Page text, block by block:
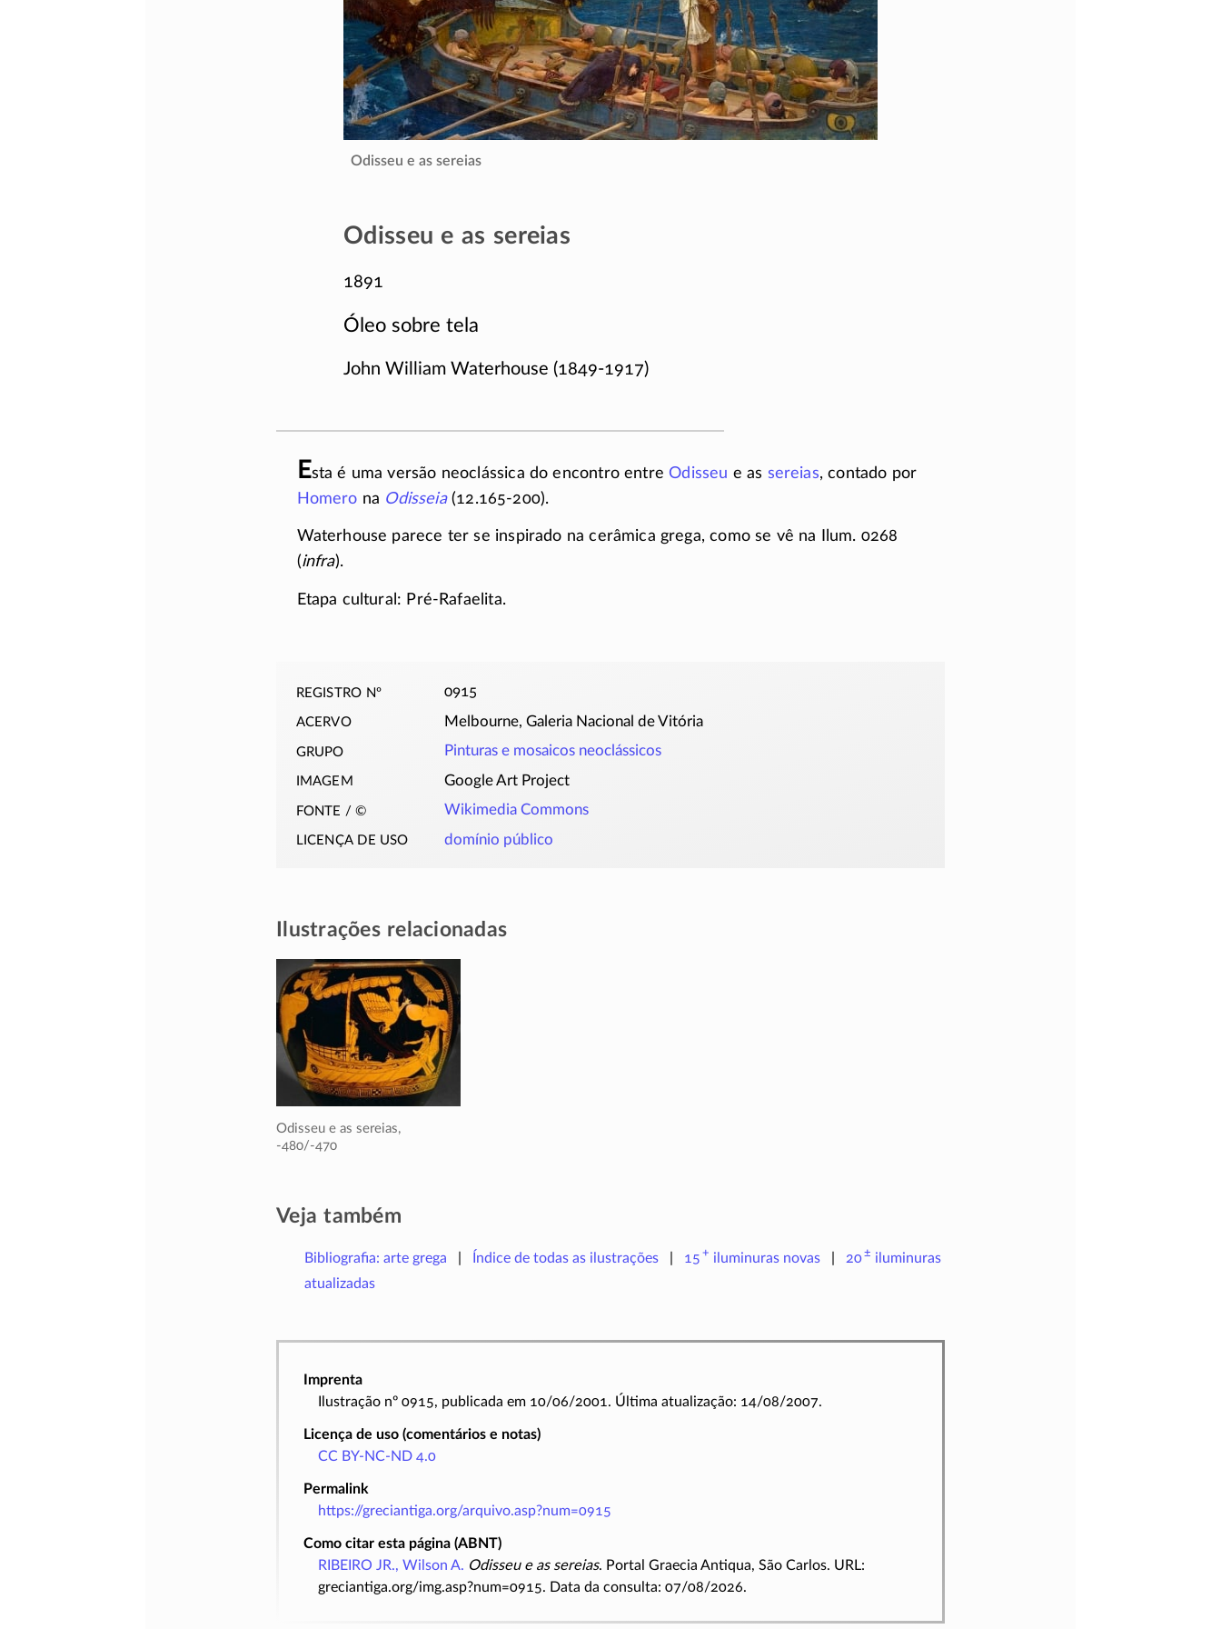
Odisseu e as sereias
Odisseu e as sereias
1891
Óleo sobre tela
John William Waterhouse (1849-1917)
Esta é uma versão neoclássica do encontro entreOdisseu e as sereias, contado por
Homero na Odisseia (12.165-200).
Waterhouse parece ter se inspirado na cerâmica grega, como se vê na Ilum. 0268
(infra).
Etapa cultural: Pré-Rafaelita.
registro nº 0915
acervo Melbourne, Galeria Nacional de Vitória
grupo Pinturas e mosaicos neoclássicos
imagem Google Art Project
fonte / © Wikimedia Commons
licença de uso domínio público
Ilustrações relacionadas
Odisseu e as sereias,
-480/-470
Veja também
Bibliografia: arte grega Índice de todas as ilustrações 15 + iluminurasnovas 20± iluminuras
atualizadas
Imprenta
Ilustração nº 0915, publicada em 10/06/2001. Última atualização: 14/08/2007.
Licença de uso (comentários e notas)
CC BY-NC-ND 4.0
Permalink
https://greciantiga.org/arquivo.asp?num=0915
Como citar esta página (ABNT)
RIBEIRO JR., Wilson A. Odisseu e as sereias. Portal Graecia Antiqua, São Carlos. URL:
greciantiga.org/img.asp?num=0915. Data da consulta: 07/08/2026.